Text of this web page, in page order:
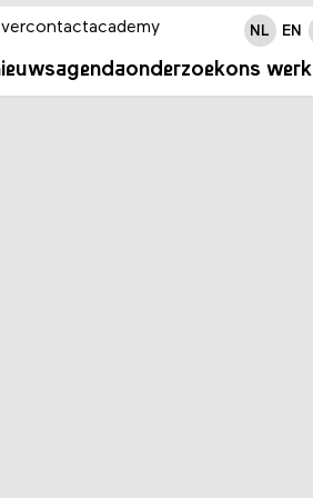
agendaonderzoekons werk
contactacademy NL EN